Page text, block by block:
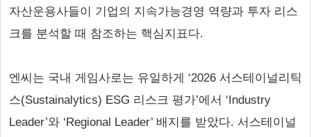
자산운용사들이 기업의 지속가능경영 역량과 투자 리스
크를 분석할 때 참조하는 핵심지표다.
엔씨는 국내 게임사로는 유일하게 ‘2026 서스테이널리틱
스(Sustainalytics) ESG 리스크 평가’에서 ‘Industry
Leader’와 ‘Regional Leader’ 배지를 받았다. 서스테이널